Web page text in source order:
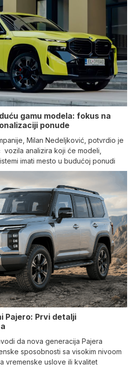
gamu modela: fokus na
ponude
Milan Nedeljković, potvrdio je
analizira koji će modeli,
imati mesto u budućoj ponudi
Pajero: Prvi detalji
da nova generacija Pajera
sposobnosti sa visokim nivoom
vremenske uslove ili kvalitet